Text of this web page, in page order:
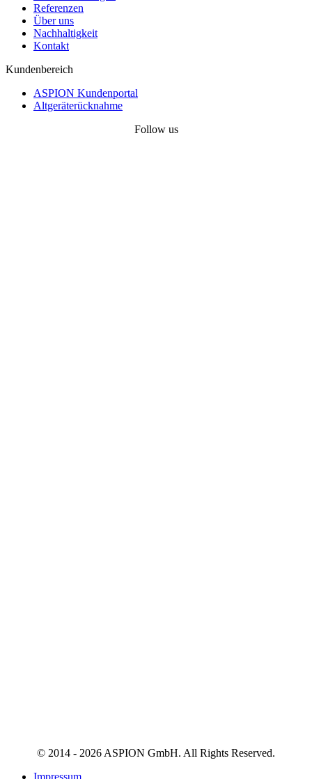
Referenzen
Über uns
Nachhaltigkeit
Kontakt
Kundenbereich
ASPION Kundenportal
Altgeräterücknahme
Follow us
© 2014 - 2026 ASPION GmbH. All Rights Reserved.
Impressum